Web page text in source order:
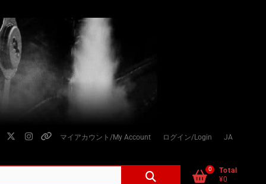
twitter
instagram
個
情
マイアカウント/My Account ログイン/Login JA
0
Total
¥0